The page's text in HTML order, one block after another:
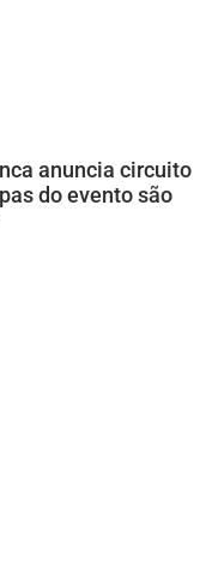
anuncia circuito
do evento são